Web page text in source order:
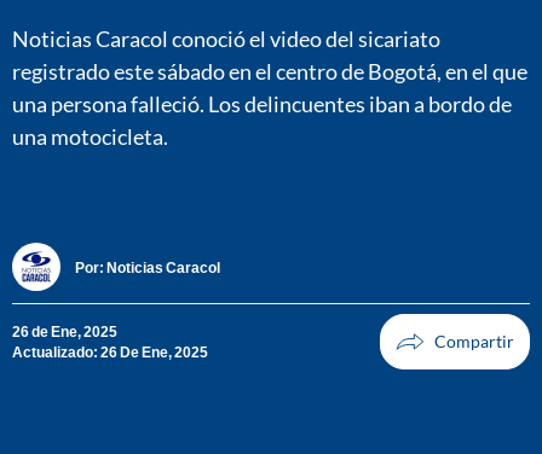
Noticias Caracol conoció el video del sicariato
registrado este sábado en el centro de Bogotá, en el que
una persona falleció. Los delincuentes iban a bordo de
una motocicleta.
Por: Noticias Caracol
26 de Ene, 2025
Actualizado: 26 De Ene, 2025